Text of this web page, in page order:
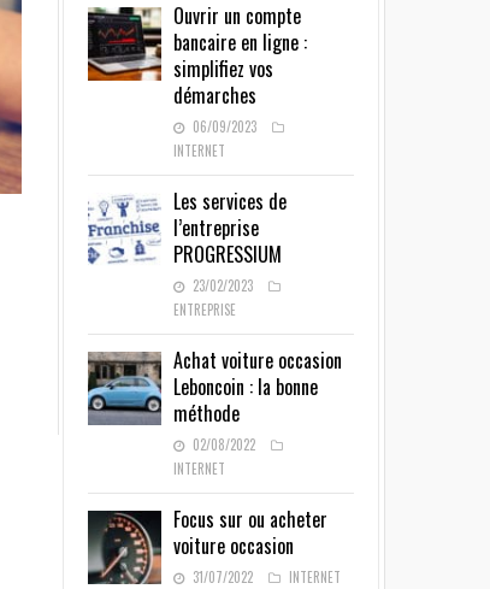
Ouvrir un compte
bancaire en ligne :
simplifiez vos
démarches
06/09/2023
INTERNET
Les services de
l’entreprise
PROGRESSIUM
23/02/2023
ENTREPRISE
Achat voiture occasion
Leboncoin : la bonne
méthode
02/08/2022
INTERNET
Focus sur ou acheter
voiture occasion
31/07/2022 INTERNET